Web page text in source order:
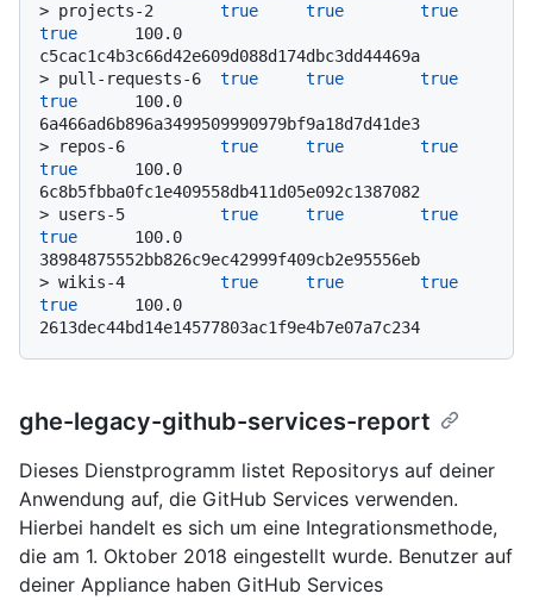
> projects-2 true true
true
true
      100.0
c5cac1c4b3c66d42e609d088d174dbc3dd44469a
> pull-requests-6 true true
true
true
      100.0
6a466ad6b896a3499509990979bf9a18d7d41de3
>
repos-6 true true
true
true
      100.0
6c8b5fbba0fc1e409558db411d05e092c1387082
> users-5 true true
true
true
      100.0
38984875552bb826c9ec42999f409cb2e95556eb
> wikis-4 true true
true
true
      100.0
2613dec44bd14e14577803ac1f9e4b7e07a7c234
ghe-legacy-github-services-report
Dieses Dienstprogramm listet Repositorys auf deiner
Anwendung auf, die GitHub Services verwenden.
Hierbei handelt es sich um eine Integrationsmethode,
die am 1. Oktober 2018 eingestellt wurde. Benutzer auf
deiner Appliance haben GitHub Services